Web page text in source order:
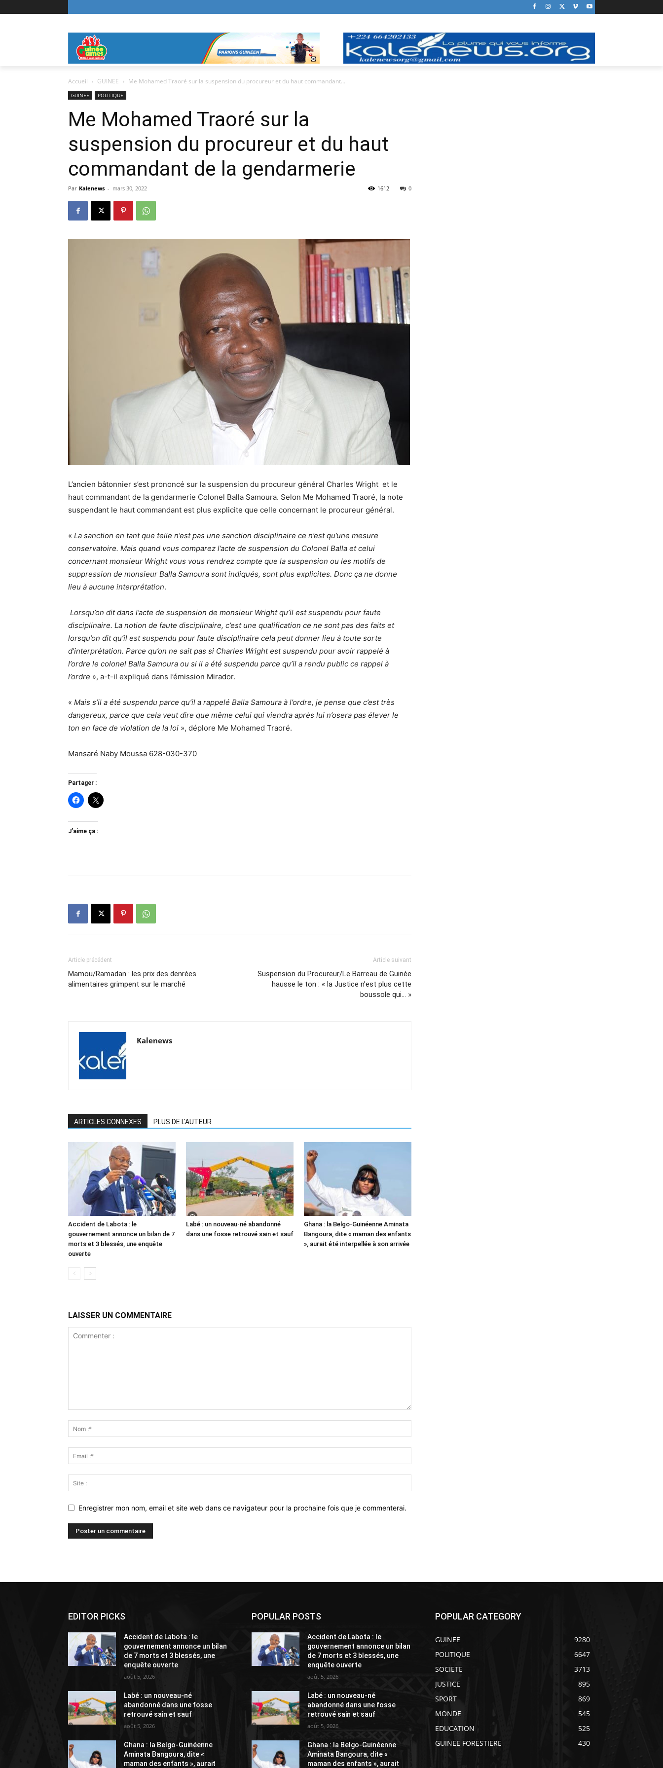
Accueil GUINEE Me Mohamed Traoré sur la suspension du procureur et du haut commandant...
GUINEE POLITIQUE
Me Mohamed Traoré sur la
suspension du procureur et du haut
commandant de la gendarmerie
Par Kalenews - mars 30, 2022 0
1612
L’ancien bâtonnier s’est prononcé sur la suspension du procureur général Charles Wright et le
haut commandant de la gendarmerie Colonel Balla Samoura. Selon Me Mohamed Traoré, la note
suspendant le haut commandant est plus explicite que celle concernant le procureur général.
« La sanction en tant que telle n’est pas une sanction disciplinaire ce n’est qu’une mesure
conservatoire. Mais quand vous comparez l’acte de suspension du Colonel Balla et celui
concernant monsieur Wright vous vous rendrez compte que la suspension ou les motifs de
suppression de monsieur Balla Samoura sont indiqués, sont plus explicites. Donc ça ne donne
lieu à aucune interprétation.
Lorsqu’on dit dans l’acte de suspension de monsieur Wright qu’il est suspendu pour faute
disciplinaire. La notion de faute disciplinaire, c’est une qualification ce ne sont pas des faits et
lorsqu’on dit qu’il est suspendu pour faute disciplinaire cela peut donner lieu à toute sorte
d’interprétation. Parce qu’on ne sait pas si Charles Wright est suspendu pour avoir rappelé à
l’ordre le colonel Balla Samoura ou si il a été suspendu parce qu’il a rendu public ce rappel à
l’ordre », a-t-il expliqué dans l’émission Mirador.
« Mais s’il a été suspendu parce qu’il a rappelé Balla Samoura à l’ordre, je pense que c’est très
dangereux, parce que cela veut dire que même celui qui viendra après lui n’osera pas élever le
ton en face de violation de la loi », déplore Me Mohamed Traoré.
Mansaré Naby Moussa 628-030-370
Partager :
J’aime ça :
Article précédent
Mamou/Ramadan : les prix des denrées
alimentaires grimpent sur le marché
Article suivant
Suspension du Procureur/Le Barreau de Guinée
hausse le ton : « la Justice n’est plus cette
boussole qui… »
Kalenews
ARTICLES CONNEXES PLUS DE L'AUTEUR
Accident de Labota : le
gouvernement annonce un bilan de 7
morts et 3 blessés, une enquête
ouverte
Labé : un nouveau-né abandonné
dans une fosse retrouvé sain et sauf
Ghana : la Belgo-Guinéenne Aminata
Bangoura, dite « maman des enfants
», aurait été interpellée à son arrivée
LAISSER UN COMMENTAIRE
Enregistrer mon nom, email et site web dans ce navigateur pour la prochaine fois que je commenterai.
EDITOR PICKS
Accident de Labota : le
gouvernement annonce un bilan
de 7 morts et 3 blessés, une
enquête ouverte
août 5, 2026
Labé : un nouveau-né
abandonné dans une fosse
retrouvé sain et sauf
août 5, 2026
Ghana : la Belgo-Guinéenne
Aminata Bangoura, dite «
maman des enfants », aurait
POPULAR POSTS
Accident de Labota : le
gouvernement annonce un bilan
de 7 morts et 3 blessés, une
enquête ouverte
août 5, 2026
Labé : un nouveau-né
abandonné dans une fosse
retrouvé sain et sauf
août 5, 2026
Ghana : la Belgo-Guinéenne
Aminata Bangoura, dite «
maman des enfants », aurait
POPULAR CATEGORY
GUINEE
9280
POLITIQUE
6647
SOCIETE
3713
JUSTICE
895
SPORT
869
MONDE
545
EDUCATION
525
GUINEE FORESTIERE
430